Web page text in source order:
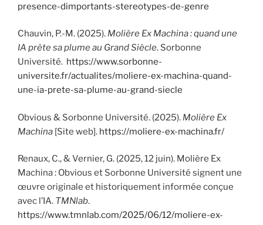
presence-dimportants-stereotypes-de-genre
Chauvin, P.-M. (2025). Molière Ex Machina : quand une
IA prête sa plume au Grand Siècle. Sorbonne
Université. https://www.sorbonne-
universite.fr/actualites/moliere-ex-machina-quand-
une-ia-prete-sa-plume-au-grand-siecle
Obvious & Sorbonne Université. (2025). Molière Ex
Machina [Site web]. https://moliere-ex-machina.fr/
Renaux, C., & Vernier, G. (2025, 12 juin). Molière Ex
Machina : Obvious et Sorbonne Université signent une
œuvre originale et historiquement informée conçue
avec l’IA. TMNlab.
https://www.tmnlab.com/2025/06/12/moliere-ex-